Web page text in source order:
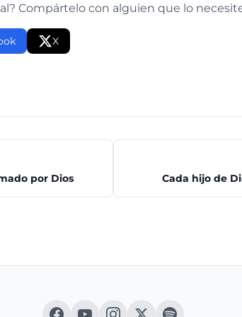
Compártelo con alguien que lo
X
por Dios
Cada hijo de